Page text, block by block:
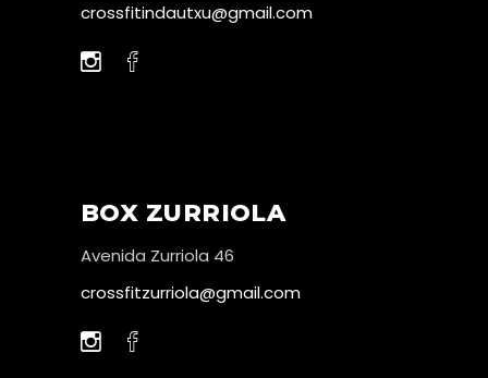
crossfitindautxu@gmail.com
BOX ZURRIOLA
Avenida Zurriola 46
crossfitzurriola@gmail.com